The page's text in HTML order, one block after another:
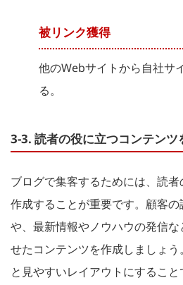
被リンク獲得
他のWebサイトから自社サ
る。
3-3. 読者の役に立つコンテンツ
ブログで集客するためには、読
作成することが重要です。顧客
や、最新情報やノウハウの発信
せたコンテンツを作成しましょ
と見やすいレイアウトにするこ